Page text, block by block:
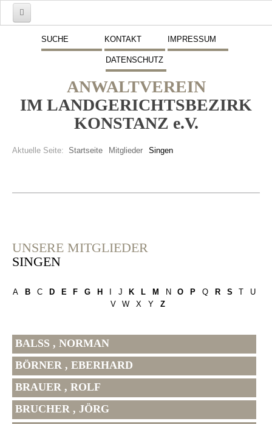
SUCHE KONTAKT IMPRESSUM
DATENSCHUTZ
ANWALTVEREIN
IM LANDGERICHTSBEZIRK
KONSTANZ e.V.
Aktuelle Seite: Startseite Mitglieder Singen
Schwerpunkte
Presse
UNSERE MITGLIEDER
SINGEN
A B C D E F G H J K L M N O P Q R S T
U
V
W X Y Z
BALSS , NORMAN
BÖRNER , EBERHARD
BRAUER , ROLF
BRUCHER , JÖRG